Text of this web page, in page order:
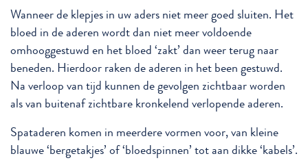
Wanneer de klepjes in uw aders niet meer goed sluiten. Het
bloed in de aderen wordt dan niet meer voldoende
omhooggestuwd en het bloed ‘zakt’ dan weer terug naar
beneden. Hierdoor raken de aderen in het been gestuwd.
Na verloop van tijd kunnen de gevolgen zichtbaar worden
als van buitenaf zichtbare kronkelend verlopende aderen.
Spataderen komen in meerdere vormen voor, van kleine
blauwe ‘bergetakjes’ of ‘bloedspinnen’ tot aan dikke ‘kabels’.